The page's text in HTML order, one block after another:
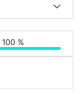
100 %